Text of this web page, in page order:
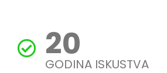
20
GODINA ISKUSTVA